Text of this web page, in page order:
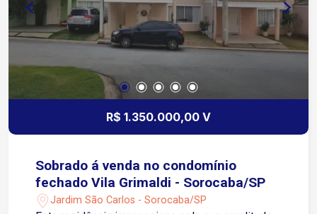
R$ 1.350.000,00 V
Sobrado á venda no condomínio
fechado Vila Grimaldi - Sorocaba/SP
Jardim São Carlos - Sorocaba/SP